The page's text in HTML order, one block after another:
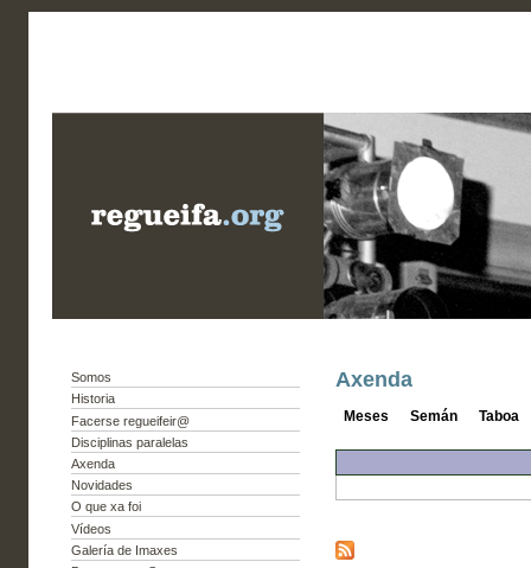
Somos
Historia
Facerse regueifeir@
Disciplinas paralelas
Axenda
Novidades
O que xa foi
Vídeos
Galería de Imaxes
Axenda
Meses Semán Taboa